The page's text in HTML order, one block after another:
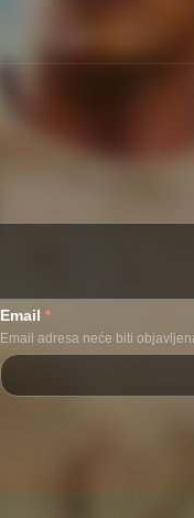
Email *
Email adresa neće biti